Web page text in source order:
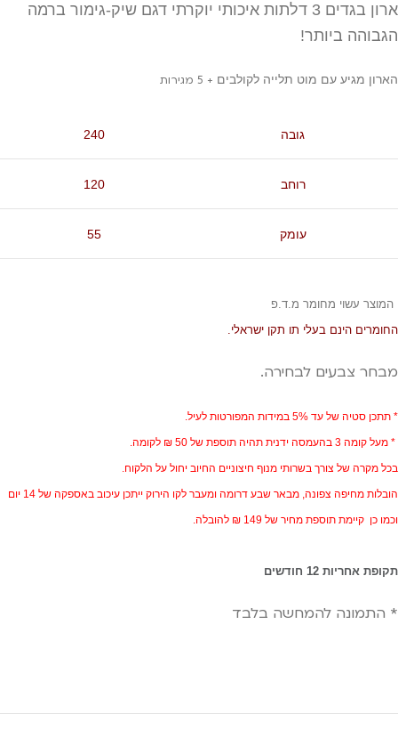
ארון בגדים 3 דלתות איכותי יוקרתי דגם שיק-גימור ברמה
הגבוהה ביותר!
הארון מגיע עם מוט תלייה לקולבים + 5 מגירות
גובה 240
רוחב 120
עומק 55
המוצר עשוי מחומר מ.ד.פ
החומרים הינם בעלי תו תקן ישראלי.
מבחר צבעים לבחירה.
* תתכן סטיה של עד 5% במידות המפורטות לעיל.
* מעל קומה 3 בהעמסה ידנית תהיה תוספת של 50 ₪ לקומה.
בכל מקרה של צורך בשרותי מנוף חיצוניים החיוב יחול על הלקוח.
הובלות מחיפה צפונה, מבאר שבע דרומה ומעבר לקו הירוק ייתכן עיכוב באספקה של 14 יום
וכמו כן קיימת תוספת מחיר של 149 ₪ להובלה.
תקופת אחריות 12 חודשים
* התמונה להמחשה בלבד